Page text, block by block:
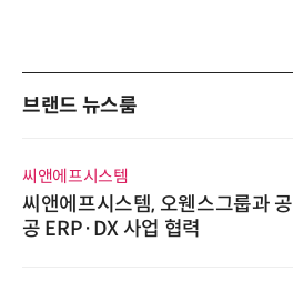
브랜드 뉴스룸
씨앤에프시스템
씨앤에프시스템, 오웬스그룹과 공
공 ERP·DX 사업 협력